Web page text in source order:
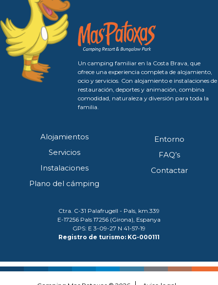
Un camping familiar en la Costa Brava, que
ofrece una experiencia completa de alojamiento,
ocio y servicios. Con alojamiento e instalaciones de
restauración, deportes y animación, combina
comodidad, naturaleza y diversión para toda la
familia.
Alojamientos
Servicios
Instalaciones
Plano del cámping
Entorno
FAQ’s
Contactar
Ctra. C-31 Palafrugell - Pals, km.339
E-17256 Pals 17256 (Girona), Espanya
GPS: E 3-09-27 N 41-57-19
Registro de turismo: KG-000111